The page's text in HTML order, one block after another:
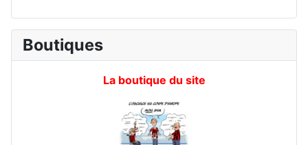
Boutiques
La boutique du site